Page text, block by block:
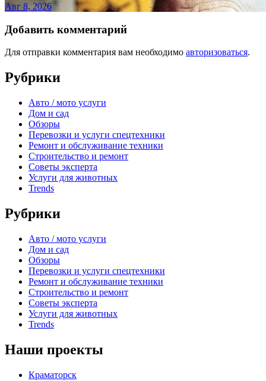
Авг 8, 2026
Добавить комментарий
Для отправки комментария вам необходимо авторизоваться.
Рубрики
Авто / мото услуги
Дом и сад
Обзоры
Перевозки и услуги спецтехники
Ремонт и обслуживание техники
Строительство и ремонт
Советы эксперта
Услуги для животных
Trends
Рубрики
Авто / мото услуги
Дом и сад
Обзоры
Перевозки и услуги спецтехники
Ремонт и обслуживание техники
Строительство и ремонт
Советы эксперта
Услуги для животных
Trends
Наши проекты
Краматорск